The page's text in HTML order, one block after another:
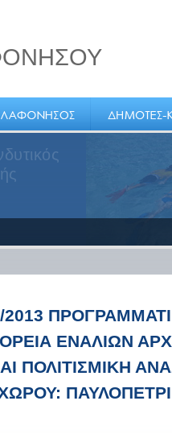
2013
ΕΝΑΛΙΩΝ
ΠΟΛΙΤΙΣΜΙΚΗ
ΠΑΥΛΟΠΕΤΡΙ